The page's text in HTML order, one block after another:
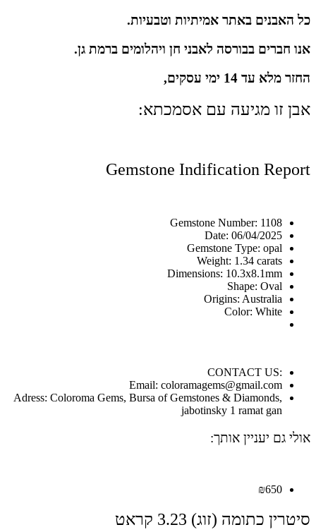
כל האבנים באתר אמיתיות וטבעיות.
אנו חברים בבורסה לאבני חן ויהלומים ברמת גן.
החזר מלא עד 14 ימי עסקים,
אבן זו מגיעה עם אסמכתא:
Gemstone Indification Report
Gemstone Number: 1108
Date: 06/04/2025
Gemstone Type: opal
Weight: 1.34 carats
Dimensions: 10.3x8.1mm
Shape: Oval
Origins: Australia
Color: White
:CONTACT US
Email: coloramagems@gmail.com
Adress: Coloroma Gems, Bursa of Gemstones & Diamonds,
jabotinsky 1 ramat gan
אולי גם יעניין אותך:
₪650
סיטרין כתומה (זוג) 3.23 קראט